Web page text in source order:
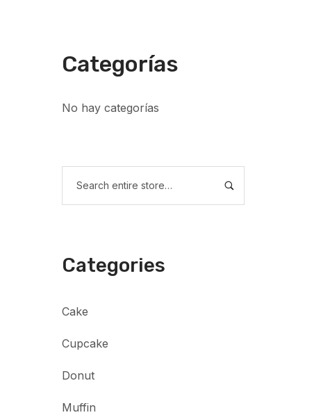
Categorías
No hay categorías
Categories
Cake
Cupcake
Donut
Muffin